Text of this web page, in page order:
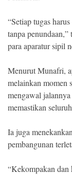
“Setiap tugas
tanpa
para aparatur sipil
Menurut Munafri,
melainkan momen
mengawal
memastikan
Ia juga
pembangunan
“Kekompakan dan